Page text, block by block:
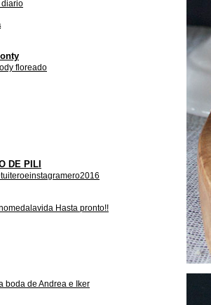
diario
floreado
DE PILI
Hasta pronto!!
boda de Andrea e Iker